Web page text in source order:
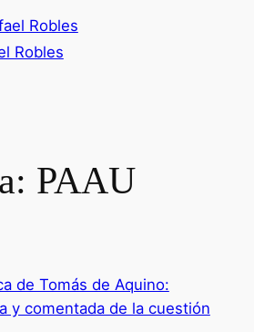
Robles
PAAU